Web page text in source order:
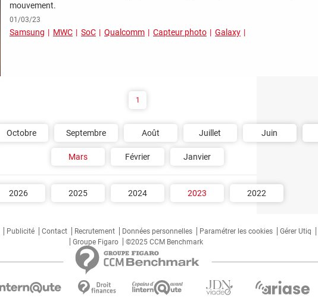
mouvement.
01/03/23
Samsung MWC SoC Qualcomm Capteur photo Galaxy
1
Octobre Septembre Août Juillet Juin
Mars Février Janvier
2026 2025 2024 2023 2022
Publicité Contact Recrutement Données personnelles Paramétrer les cookies Gérer Utiq
Groupe Figaro
©2025 CCM Benchmark